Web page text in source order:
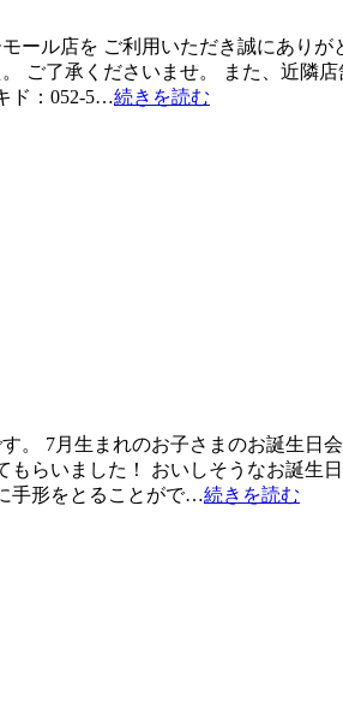
ール店を ご利用いただき誠にあり
ご了承くださいませ。 また、近隣
ド：052-5…続きを読む
。 7月生まれのお子さまのお誕生
もらいました！ おいしそうなお誕
手形をとることがで…続きを読む